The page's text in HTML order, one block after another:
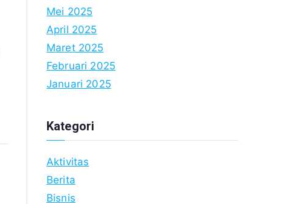
Mei 2025
April 2025
Maret 2025
Februari 2025
Januari 2025
Kategori
Aktivitas
Berita
Bisnis